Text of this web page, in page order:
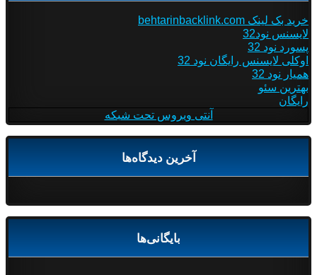
خرید بک لینک behtarinbacklink.com
لایسنس نود32
پسورد نود 32
اوکلی لایسنس رایگان نود 32
همیار نود 32
بهترین سئو
رایگان
آنتی ویروس تحت شبکه
آخرین دیدگاه‌ها
بایگانی‌ها